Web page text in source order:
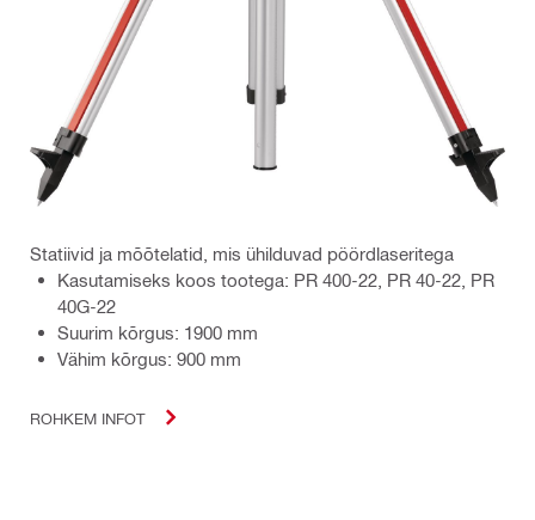
Statiivid ja mõõtelatid, mis ühilduvad pöördlaseritega
Kasutamiseks koos tootega: PR 400-22, PR 40-22, PR
40G-22
Suurim kõrgus: 1900 mm
Vähim kõrgus: 900 mm
ROHKEM INFOT